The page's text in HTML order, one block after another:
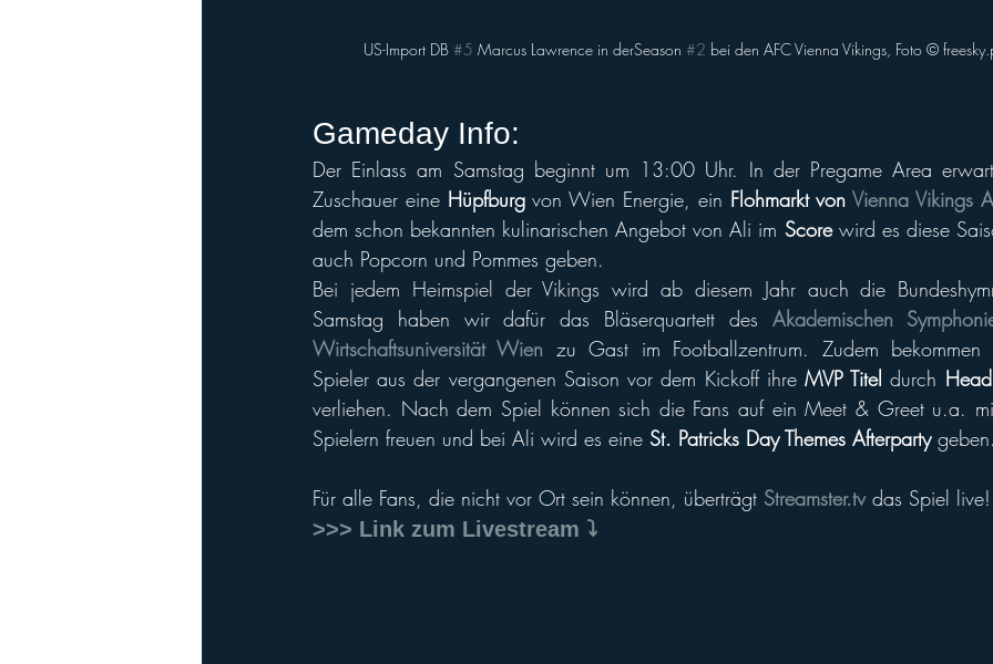
US-Import DB #5 Marcus Lawrence in derSeason #2 bei den AFC Vienna Vikings, Foto ©
Gameday Info:
Der Einlass am Samstag beginnt um 13:00 Uhr. In der Pregame Area
Zuschauer eine Hüpfburg von Wien Energie, ein Flohmarkt von Vienna Vikings
dem schon bekannten kulinarischen Angebot von Ali im Score wird es diese
auch Popcorn und Pommes geben.
Bei jedem Heimspiel der Vikings wird ab diesem Jahr auch die
Samstag haben wir dafür das Bläserquartett des Akademischen
Wirtschaftsuniversität Wien zu Gast im Footballzentrum. Zudem bekommen
Spieler aus der vergangenen Saison vor dem Kickoff ihre MVP Titel durch
verliehen. Nach dem Spiel können sich die Fans auf ein Meet & Greet u.a.
Spielern freuen und bei Ali wird es eine St. Patricks Day Themes Afterparty geben.
Für alle Fans, die nicht vor Ort sein können, überträgt Streamster.tv das Spiel live!
>>> Link zum Livestream ⤵